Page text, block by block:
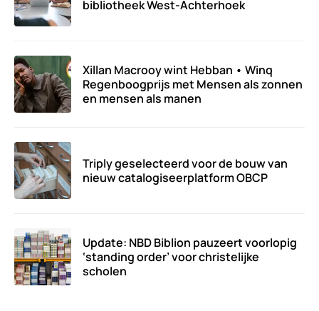
bibliotheek West-Achterhoek
Xillan Macrooy wint Hebban • Winq
Regenboogprijs met Mensen als zonnen
en mensen als manen
Triply geselecteerd voor de bouw van
nieuw catalogiseerplatform OBCP
Update: NBD Biblion pauzeert voorlopig
‘standing order’ voor christelijke
scholen